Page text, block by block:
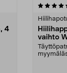
4
vaihto